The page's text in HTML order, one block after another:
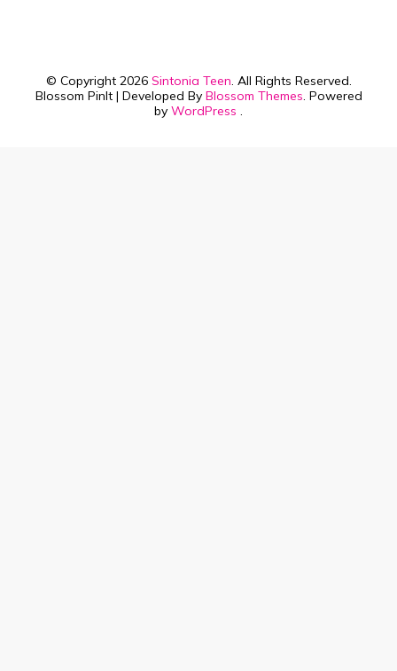
© Copyright 2026 Sintonia Teen. All Rights Reserved.
Blossom PinIt | Developed By Blossom Themes. Powered
by WordPress .